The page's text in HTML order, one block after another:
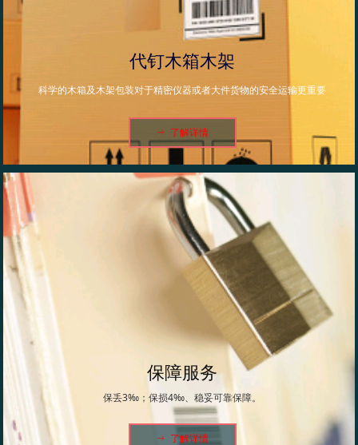
ꁹ 了解详情
代钉木箱木架
科学的木箱及木架包装对于精密仪器或者大件货物的安全运输更重要
ꁹ 了解详情
保障服务
保丢3‰；保损4‰、稳妥可靠保障。